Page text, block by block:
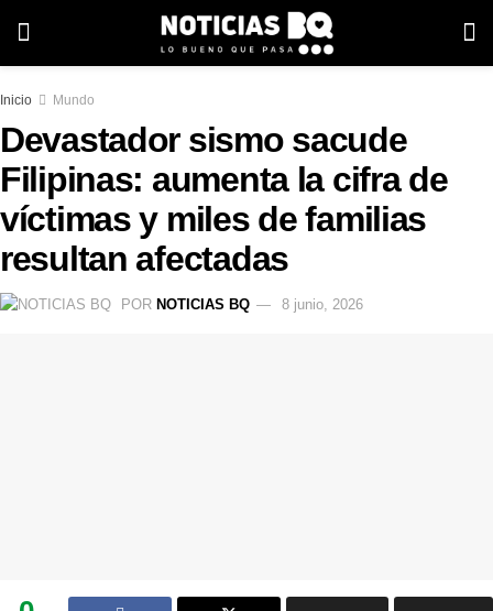
Inicio Mundo
Devastador sismo sacude
Filipinas: aumenta la cifra de
víctimas y miles de familias
resultan afectadas
POR NOTICIAS BQ 8 junio, 2026